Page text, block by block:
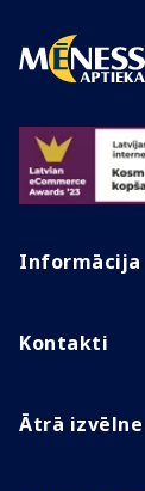
Informācija
Kontakti
Ātrā izvēlne